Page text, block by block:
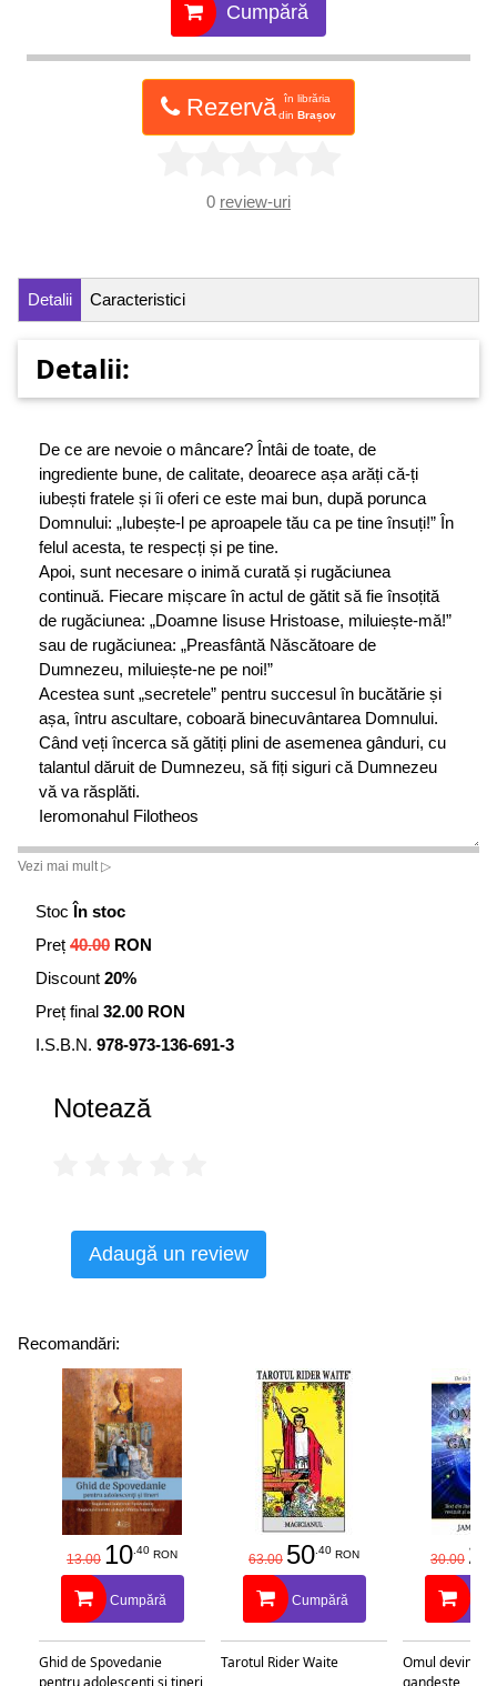
Cumpără
Rezervă
în librăria
din Brașov
0 review-uri
Detalii Caracteristici
Detalii:
De ce are nevoie o mâncare? Întâi de toate, de
ingrediente bune, de calitate, deoarece așa arăți că‑ți
iubești fratele și îi oferi ce este mai bun, după porunca
Domnului: „Iubește‑l pe aproapele tău ca pe tine însuți!” În
felul acesta, te respecți și pe tine.
Apoi, sunt necesare o inimă curată și rugăciunea
continuă. Fiecare mișcare în actul de gătit să fie însoțită
de rugăciunea: „Doamne Iisuse Hristoase, miluiește-mă!”
sau de rugăciunea: „Preasfântă Născătoare de
Dumnezeu, miluiește-ne pe noi!”
Acestea sunt „secretele” pentru succesul în bucătărie și
așa, întru ascultare, coboară binecuvântarea Domnului.
Când veți încerca să gătiți plini de asemenea gânduri, cu
talantul dăruit de Dumnezeu, să fiți siguri că Dumnezeu
vă va răsplăti.
Ieromonahul Filotheos
Vezi mai mult ▷
Stoc În stoc
Preț 40.00 RON
Discount 20%
Preț final 32.00 RON
I.S.B.N. 978-973-136-691-3
Notează
Adaugă un review
Recomandări:
13.00 10.40 RON
Cumpără
Ghid de Spovedanie
63.00 50.40 RON
Cumpără
Tarotul Rider Waite
30.00 25
Omul devine